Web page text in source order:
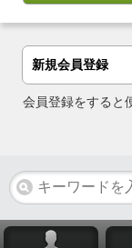
新規会員登録
会員登録をすると